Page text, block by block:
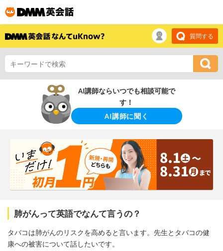
質問する
AI講師ならいつでも相談可能で
す！
AI講師に聞く
肺がんって英語でなんて言うの？
タバコは肺がんのリスクを高めると言います。先生とタバコの健
康への被害について話したいです。